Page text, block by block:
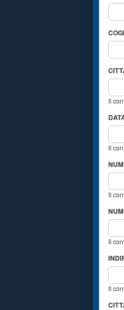
Il
Il
Il
Il
Il